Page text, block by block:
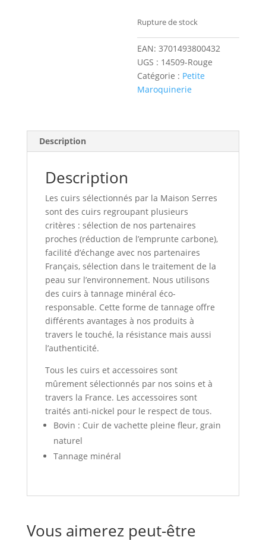
Rupture de stock
EAN:3701493800432
UGS : 14509-Rouge
Catégorie : Petite
Maroquinerie
Description
Description
Les cuirs sélectionnés par la Maison Serres
sont des cuirs regroupant plusieurs
critères : sélection de nos partenaires
proches (réduction de l’emprunte carbone),
facilité d’échange avec nos partenaires
Français, sélection dans le traitement de la
peau sur l’environnement. Nous utilisons
des cuirs à tannage minéral éco-
responsable. Cette forme de tannage offre
différents avantages à nos produits à
travers le touché, la résistance mais aussi
l’authenticité.
Tous les cuirs et accessoires sont
mûrement sélectionnés par nos soins et à
travers la France. Les accessoires sont
traités anti-nickel pour le respect de tous.
Bovin : Cuir de vachette pleine fleur, grain
naturel
Tannage minéral
Vous aimerez peut-être